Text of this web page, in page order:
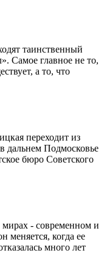
таинственный
Самое главное не то,
а то, что
переходит из
дальнем Подмосковье
бюро Советского
мирах - современном и
когда ее
много лет